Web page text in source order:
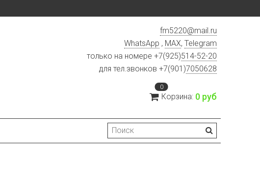
fm5220@mail.ru
WhatsApp , MAX, Telegram
только на номере +7(925)514-52-20
для тел.звонков +7(901)7050628
0
Корзина: 0 руб